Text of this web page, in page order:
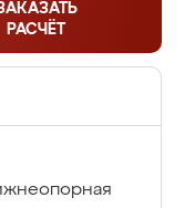
РАСЧЁТ